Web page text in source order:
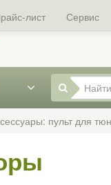
лист Сервис
пульт для